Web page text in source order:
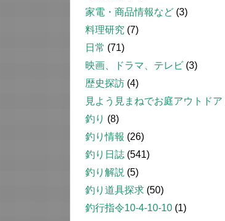
家電・商品情報など (3)
料理研究 (7)
日常 (71)
映画、ドラマ、テレビ (3)
歴史探訪 (4)
見よう見まねでお庭アウトドア
釣り (8)
釣り情報 (26)
釣り日誌 (541)
釣り解説 (5)
釣り道具探求 (50)
釣行指令10-4-10-10 (1)